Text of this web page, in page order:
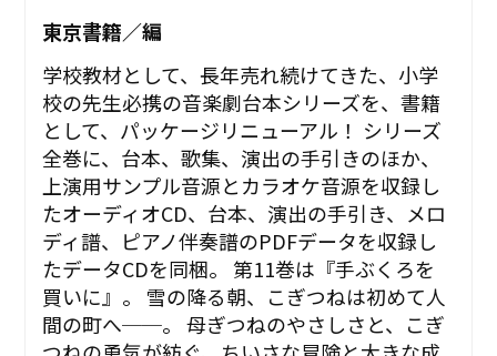
東京書籍／編
学校教材として、長年売れ続けてきた、小学
校の先生必携の音楽劇台本シリーズを、書籍
として、パッケージリニューアル！ シリーズ
全巻に、台本、歌集、演出の手引きのほか、
上演用サンプル音源とカラオケ音源を収録し
たオーディオCD、台本、演出の手引き、メロ
ディ譜、ピアノ伴奏譜のPDFデータを収録し
たデータCDを同梱。 第11巻は『手ぶくろを
買いに』。 雪の降る朝、こぎつねは初めて人
間の町へ──。 母ぎつねのやさしさと、こぎ